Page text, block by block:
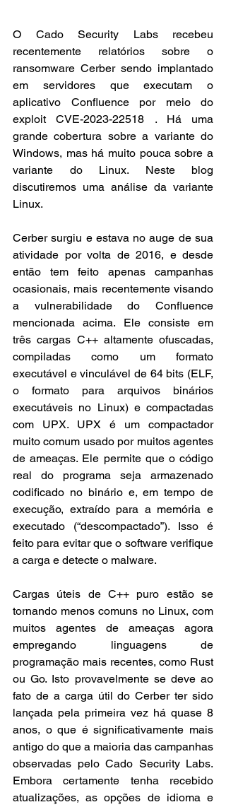
O Cado Security Labs recebeu
recentemente relatórios sobre o
ransomware Cerber sendo implantado
em servidores que executam o
aplicativo Confluence por meio do
exploit CVE-2023-22518 . Há uma
grande cobertura sobre a variante do
Windows, mas há muito pouca sobre a
variante do Linux. Neste blog
discutiremos uma análise da variante
Linux.
Cerber surgiu e estava no auge de sua
atividade por volta de 2016, e desde
então tem feito apenas campanhas
ocasionais, mais recentemente visando
a vulnerabilidade do Confluence
mencionada acima. Ele consiste em
três cargas C++ altamente ofuscadas,
compiladas como um formato
executável e vinculável de 64 bits (ELF,
o formato para arquivos binários
executáveis ​​no Linux) e compactadas
com UPX. UPX é um compactador
muito comum usado por muitos agentes
de ameaças. Ele permite que o código
real do programa seja armazenado
codificado no binário e, em tempo de
execução, extraído para a memória e
executado (“descompactado”). Isso é
feito para evitar que o software verifique
a carga e detecte o malware.
Cargas úteis de C++ puro estão se
tornando menos comuns no Linux, com
muitos agentes de ameaças agora
empregando linguagens de
programação mais recentes, como Rust
ou Go. Isto provavelmente se deve ao
fato de a carga útil do Cerber ter sido
lançada pela primeira vez há quase 8
anos, o que é significativamente mais
antigo do que a maioria das campanhas
observadas pelo Cado Security Labs.
Embora certamente tenha recebido
atualizações, as opções de idioma e